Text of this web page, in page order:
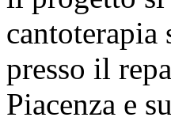
presso il
Piacenza e